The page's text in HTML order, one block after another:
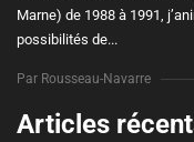
Marne) de 1988 à 1991,
possibilités de...
Par Rousseau-Navarre
Articles